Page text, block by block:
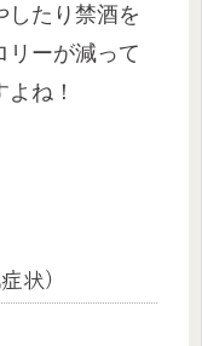
したり禁酒を
リーが減って
ね！
状）